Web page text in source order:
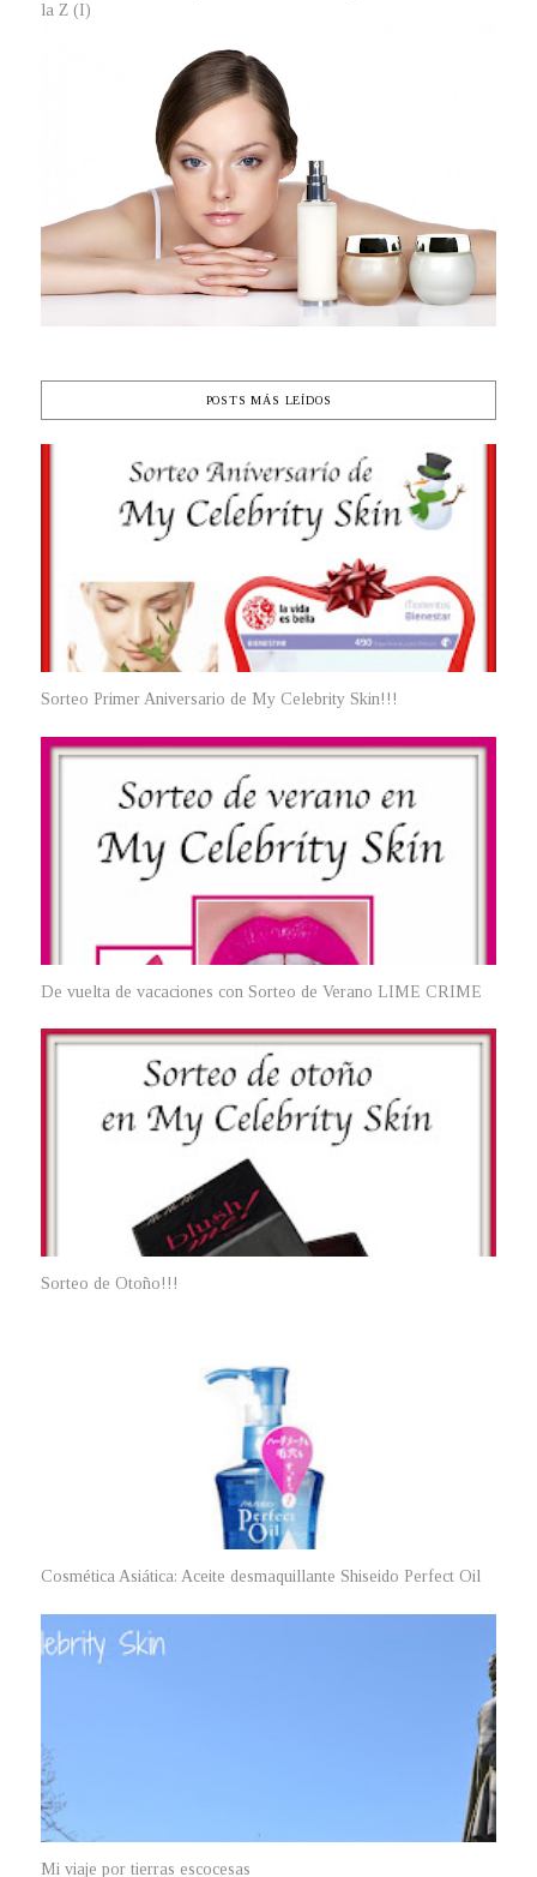
la Z (I)
POSTS MÁS LEÍDOS
Sorteo Primer Aniversario de My Celebrity Skin!!!
De vuelta de vacaciones con Sorteo de Verano LIME CRIME
Sorteo de Otoño!!!
Cosmética Asiática: Aceite desmaquillante Shiseido Perfect Oil
Mi viaje por tierras escocesas